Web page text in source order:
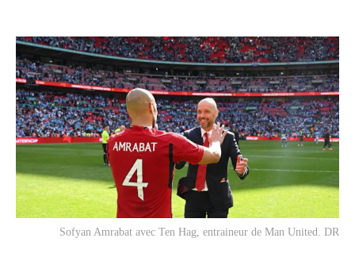
Sofyan Amrabat avec Ten Hag, entraineur de Man United. DR